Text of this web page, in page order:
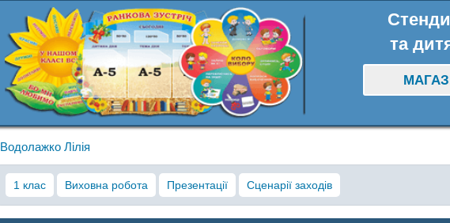
та
Водолажко Лілія
1 клас Виховна робота Презентації Сценарії заходів